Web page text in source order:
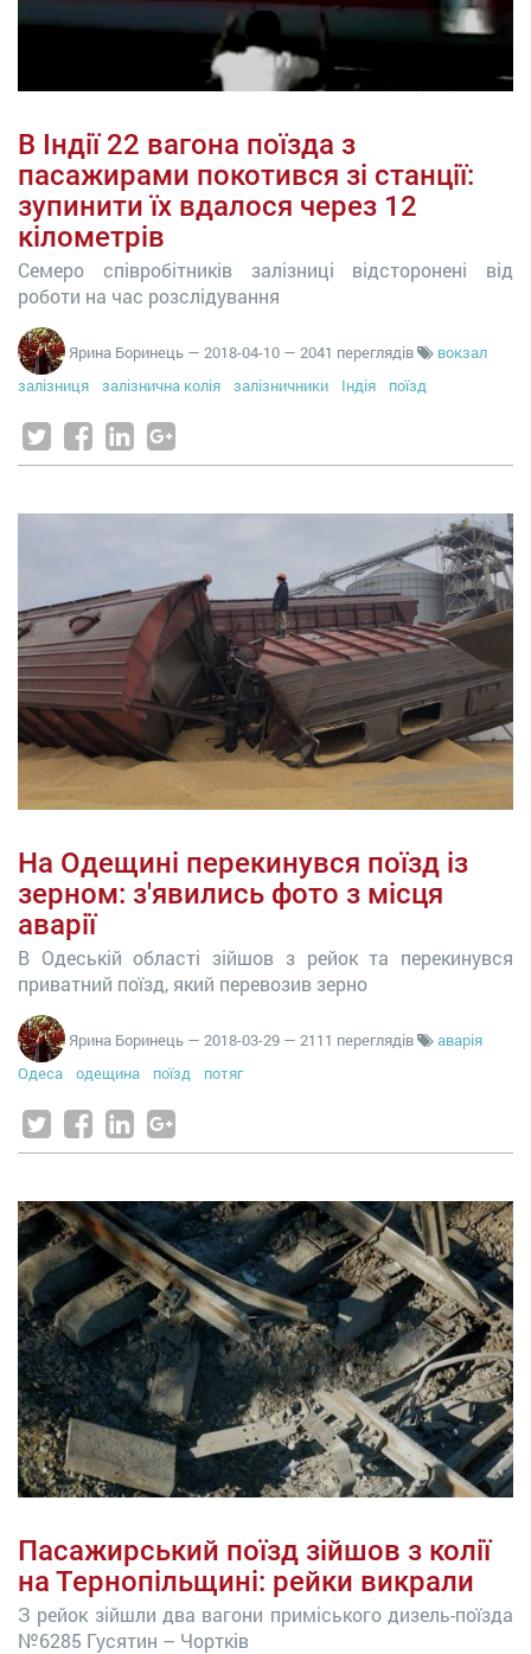
В Індії 22 вагона поїзда з
пасажирами покотився зі станції:
зупинити їх вдалося через 12
кілометрів
Семеро співробітників залізниці відсторонені від
роботи на час розслідування
Ярина Боринець — 2018-04-10 — 2041 переглядів
вокзал
залізниця
залізнична колія залізничники Індія поїзд
На Одещині перекинувся поїзд із
зерном: з'явились фото з місця
аварії
В Одеській області зійшов з рейок та перекинувся
приватний поїзд, який перевозив зерно
Ярина Боринець — 2018-03-29 — 2111 переглядів
аварія
Одеса
одещина поїзд потяг
Пасажирський поїзд зійшов з колії
на Тернопільщині: рейки викрали
З рейок зійшли два вагони приміського дизель-поїзда
№6285 Гусятин – Чортків